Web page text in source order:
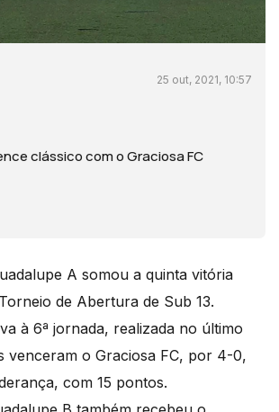
25 out, 2021, 10:57
clássico com o Graciosa FC
A somou a quinta vitória
de Abertura de Sub 13.
à 6ª jornada, realizada no último
venceram o Graciosa FC, por 4-0,
com 15 pontos.